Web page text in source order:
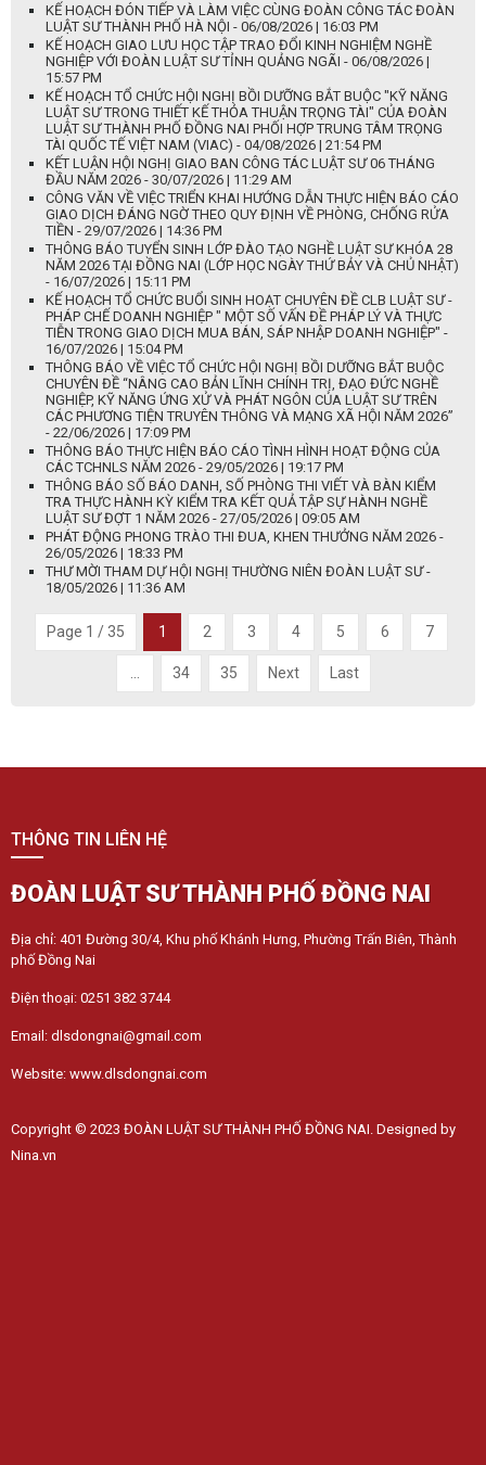
KẾ HOẠCH ĐÓN TIẾP VÀ LÀM VIỆC CÙNG ĐOÀN CÔNG TÁC ĐOÀN
LUẬT SƯ THÀNH PHỐ HÀ NỘI - 06/08/2026 | 16:03 PM
KẾ HOẠCH GIAO LƯU HỌC TẬP TRAO ĐỔI KINH NGHIỆM NGHỀ
NGHIỆP VỚI ĐOÀN LUẬT SƯ TỈNH QUẢNG NGÃI - 06/08/2026 |
15:57 PM
KẾ HOẠCH TỔ CHỨC HỘI NGHỊ BỒI DƯỠNG BẮT BUỘC "KỸ NĂNG
LUẬT SƯ TRONG THIẾT KẾ THỎA THUẬN TRỌNG TÀI" CỦA ĐOÀN
LUẬT SƯ THÀNH PHỐ ĐỒNG NAI PHỐI HỢP TRUNG TÂM TRỌNG
TÀI QUỐC TẾ VIỆT NAM (VIAC) - 04/08/2026 | 21:54 PM
KẾT LUẬN HỘI NGHỊ GIAO BAN CÔNG TÁC LUẬT SƯ 06 THÁNG
ĐẦU NĂM 2026 - 30/07/2026 | 11:29 AM
CÔNG VĂN VỀ VIỆC TRIỂN KHAI HƯỚNG DẪN THỰC HIỆN BÁO CÁO
GIAO DỊCH ĐÁNG NGỜ THEO QUY ĐỊNH VỀ PHÒNG, CHỐNG RỬA
TIỀN - 29/07/2026 | 14:36 PM
THÔNG BÁO TUYỂN SINH LỚP ĐÀO TẠO NGHỀ LUẬT SƯ KHÓA 28
NĂM 2026 TẠI ĐỒNG NAI (LỚP HỌC NGÀY THỨ BẢY VÀ CHỦ NHẬT)
- 16/07/2026 | 15:11 PM
KẾ HOẠCH TỔ CHỨC BUỔI SINH HOẠT CHUYÊN ĐỀ CLB LUẬT SƯ -
PHÁP CHẾ DOANH NGHIỆP " MỘT SỐ VẤN ĐỀ PHÁP LÝ VÀ THỰC
TIỄN TRONG GIAO DỊCH MUA BÁN, SÁP NHẬP DOANH NGHIỆP" -
16/07/2026 | 15:04 PM
THÔNG BÁO VỀ VIỆC TỔ CHỨC HỘI NGHỊ BỒI DƯỠNG BẮT BUỘC
CHUYÊN ĐỀ “NÂNG CAO BẢN LĨNH CHÍNH TRỊ, ĐẠO ĐỨC NGHỀ
NGHIỆP, KỸ NĂNG ỨNG XỬ VÀ PHÁT NGÔN CỦA LUẬT SƯ TRÊN
CÁC PHƯƠNG TIỆN TRUYÊN THÔNG VÀ MẠNG XÃ HỘI NĂM 2026”
- 22/06/2026 | 17:09 PM
THÔNG BÁO THỰC HIỆN BÁO CÁO TÌNH HÌNH HOẠT ĐỘNG CỦA
CÁC TCHNLS NĂM 2026 - 29/05/2026 | 19:17 PM
THÔNG BÁO SỐ BÁO DANH, SỐ PHÒNG THI VIẾT VÀ BÀN KIỂM
TRA THỰC HÀNH KỲ KIỂM TRA KẾT QUẢ TẬP SỰ HÀNH NGHỀ
LUẬT SƯ ĐỢT 1 NĂM 2026 - 27/05/2026 | 09:05 AM
PHÁT ĐỘNG PHONG TRÀO THI ĐUA, KHEN THƯỞNG NĂM 2026 -
26/05/2026 | 18:33 PM
THƯ MỜI THAM DỰ HỘI NGHỊ THƯỜNG NIÊN ĐOÀN LUẬT SƯ -
18/05/2026 | 11:36 AM
Page 1 / 35 1 2 3 4 5 6 7
34 35 Next Last
THÔNG TIN LIÊN HỆ
ĐOÀN LUẬT SƯ THÀNH PHỐ ĐỒNG NAI
Địa chỉ: 401 Đường 30/4, Khu phố Khánh Hưng, Phường Trấn Biên, Thành
phố Đồng Nai
Điện thoại: 0251 382 3744
Email: dlsdongnai@gmail.com
Website: www.dlsdongnai.com
Copyright © 2023 ĐOÀN LUẬT SƯ THÀNH PHỐ ĐỒNG NAI. Designed by
Nina.vn